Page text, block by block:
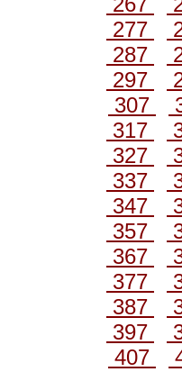
277
287
297
307
317
327
337
347
357
367
377
387
397
407